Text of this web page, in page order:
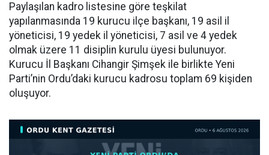
Paylaşılan kadro listesine göre teşkilat
yapılanmasında 19 kurucu ilçe başkanı, 19 asil il
yöneticisi, 19 yedek il yöneticisi, 7 asil ve 4 yedek
olmak üzere 11 disiplin kurulu üyesi bulunuyor.
Kurucu İl Başkanı Cihangir Şimşek ile birlikte Yeni
Parti’nin Ordu’daki kurucu kadrosu toplam 69 kişiden
oluşuyor.